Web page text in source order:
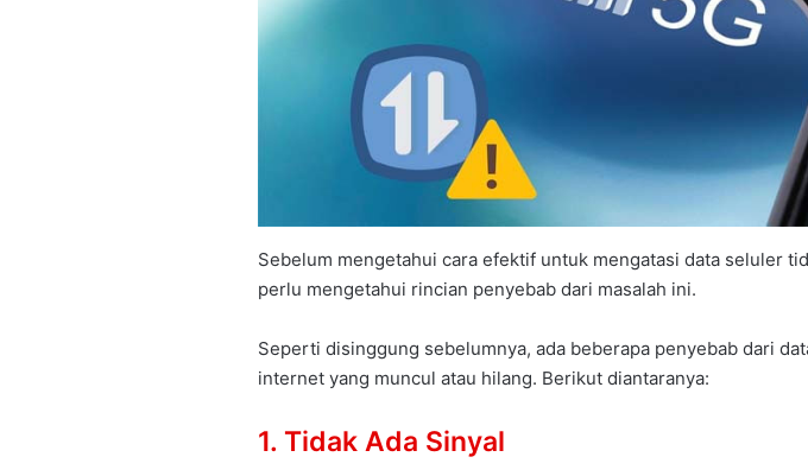
Sebelum mengetahui cara efektif untuk mengatasi data seluler
perlu mengetahui rincian penyebab dari masalah ini.
Seperti disinggung sebelumnya, ada beberapa penyebab dari
internet yang muncul atau hilang. Berikut diantaranya:
1. Tidak Ada Sinyal